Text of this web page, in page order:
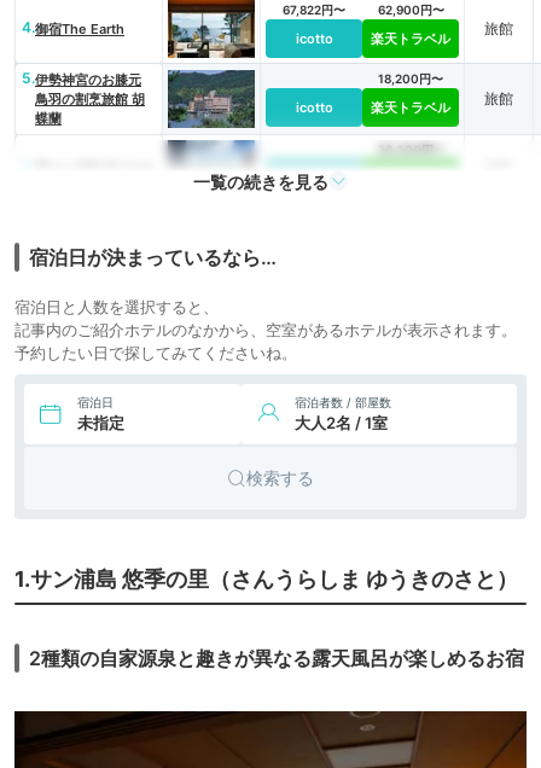
4.御宿The Earth
67,822円〜
icotto
62,900円〜
楽天トラベル
旅館
5.伊勢神宮のお膝元
鳥羽の割烹旅館 胡
蝶蘭
icotto
18,200円〜
楽天トラベル 旅館
icotto
36,300円〜
一覧の続きを見る
宿泊日が決まっているなら…
宿泊日と人数を選択すると、
記事内のご紹介ホテルのなかから、空室があるホテルが表示されます。
予約したい日で探してみてくださいね。
宿泊日
未指定
宿泊者数 / 部屋数
大人2名 / 1室
検索する
1.サン浦島 悠季の里（さんうらしま ゆうきのさと）
2種類の自家源泉と趣きが異なる露天風呂が楽しめるお宿